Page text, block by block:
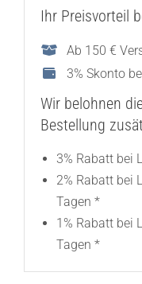
Ihr Preisvorteil
Ab 150 €
3% Skonto
Wir belohnen
Bestellung
3% Rabatt bei
2% Rabatt bei
Tagen *
1% Rabatt bei
Tagen *